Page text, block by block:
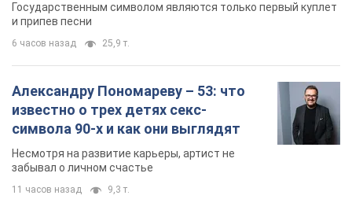
Государственным символом являются только первый куплет
и припев песни
6 часов назад 25,9 т.
Александру Пономареву – 53: что
известно о трех детях секс-
символа 90-х и как они выглядят
Несмотря на развитие карьеры, артист не
забывал о личном счастье
11 часов назад 9,3 т.